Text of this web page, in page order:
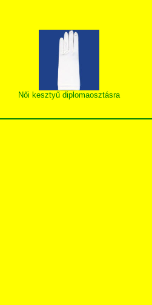
Női kesztyű diplomaosztásra